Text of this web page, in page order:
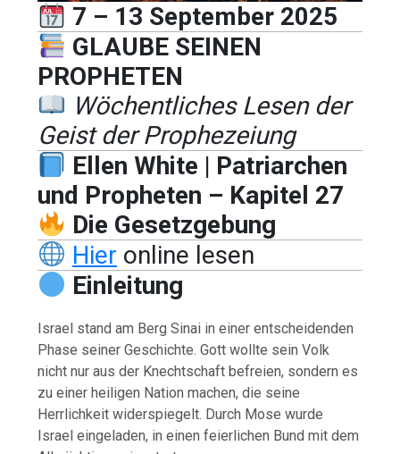
7 – 13 September 2025
GLAUBE SEINEN
PROPHETEN
Wöchentliches Lesen der
Geist der Prophezeiung
Ellen White | Patriarchen
und Propheten – Kapitel 27
Die Gesetzgebung
Hier online lesen
Einleitung
Israel stand am Berg Sinai in einer entscheidenden
Phase seiner Geschichte. Gott wollte sein Volk
nicht nur aus der Knechtschaft befreien, sondern es
zu einer heiligen Nation machen, die seine
Herrlichkeit widerspiegelt. Durch Mose wurde
Israel eingeladen, in einen feierlichen Bund mit dem